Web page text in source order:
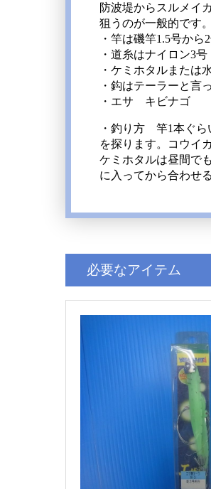
防波堤からスルメイ
狙うのが一般的です。
・竿は磯竿1.5号から
・道糸はナイロン3
・ケミホタルまたは
・鈎はテーラーと言
・エサ キビナゴ
・釣り方 竿1本ぐら
を探ります。コウイ
ケミホタルは昼間で
に入ってから合わせ
必要なアイテム